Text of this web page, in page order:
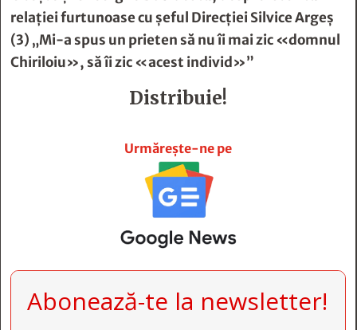
relaţiei furtunoase cu şeful Direcţiei Silvice Argeş
(3) „Mi-a spus un prieten să nu îi mai zic «domnul
Chiriloiu», să îi zic «acest individ»”
Distribuie!
Urmărește-ne pe
Abonează-te la newsletter!